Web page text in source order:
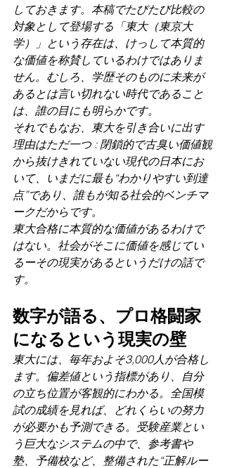
しておきます。本稿でたびたび比較の
対象として登場する「東大（東京大
学）」という存在は、けっして本質的
な価値を称賛しているわけではありま
せん。むしろ、学歴そのものに未来が
あるとは言い切れない時代であること
は、誰の目にも明らかです。
それでもなお、東大を引き合いに出す
理由はただ一つ : 閉鎖的で古臭い価値観
から抜けきれていない現代の日本にお
いて、いまだに最も“わかりやすい到達
点”であり、誰もが知る社会的ベンチマ
ークだからです。
東大合格に本質的な価値があるわけで
はない。社会がそこに価値を感じてい
るーその現実があるというだけの話で
す。
数字が語る、プロ格闘家
になるという現実の壁
東大には、毎年およそ3,000人が合格し
ます。偏差値という指標があり、自分
の立ち位置が客観的にわかる。全国模
試の成績を見れば、どれくらいの努力
が必要かも予測できる。受験産業とい
う巨大なシステムの中で、参考書や
塾、予備校など、整備された“正解ルー